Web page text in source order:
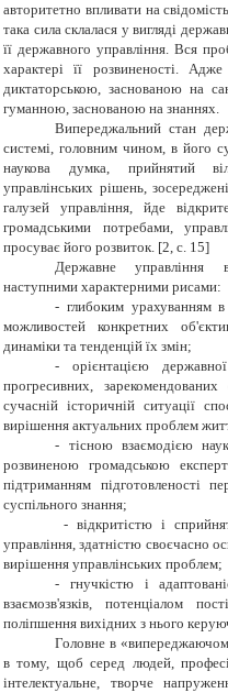
авторитетно впливати на
така сила склалася у вигляді
її державного управління. Вся
характері її розвиненості.
диктаторською, заснованою на
гуманною, заснованою на знаннях.
Випереджальний стан
системі, головним чином, в його
наукова думка, прийнятий
управлінських рішень,
галузей управління, йде
громадськими потребами,
просуває його розвиток. [2, c. 15]
Державне управління
наступними характерними рисами:
- глибоким урахуванням в
можливостей конкретних
динаміки та тенденцій їх змін;
- орієнтацією
прогресивних,
сучасній історичній ситуації
вирішення актуальних проблем
- тісною взаємодією
розвиненою громадською
підтриманням підготовленості
суспільного знання;
- відкритістю і
управління, здатністю своєчасно
вирішення управлінських проблем;
- гнучкістю і
взаємозв'язків, потенціалом
поліпшення вихідних з нього
Головне в
в тому, щоб серед людей,
інтелектуальне, творче